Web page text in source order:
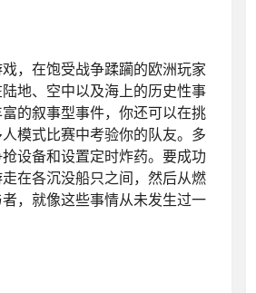
，在饱受战争蹂躏的欧洲玩家
地、空中以及海上的历史性事
的叙事型事件，你还可以在挑
模式比赛中考验你的队友。多
设备和设置定时炸药。要成功
在各沉没船只之间，然后从燃
，就像这些事情从未发生过一